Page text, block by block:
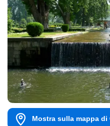
Mostra sulla mappa di